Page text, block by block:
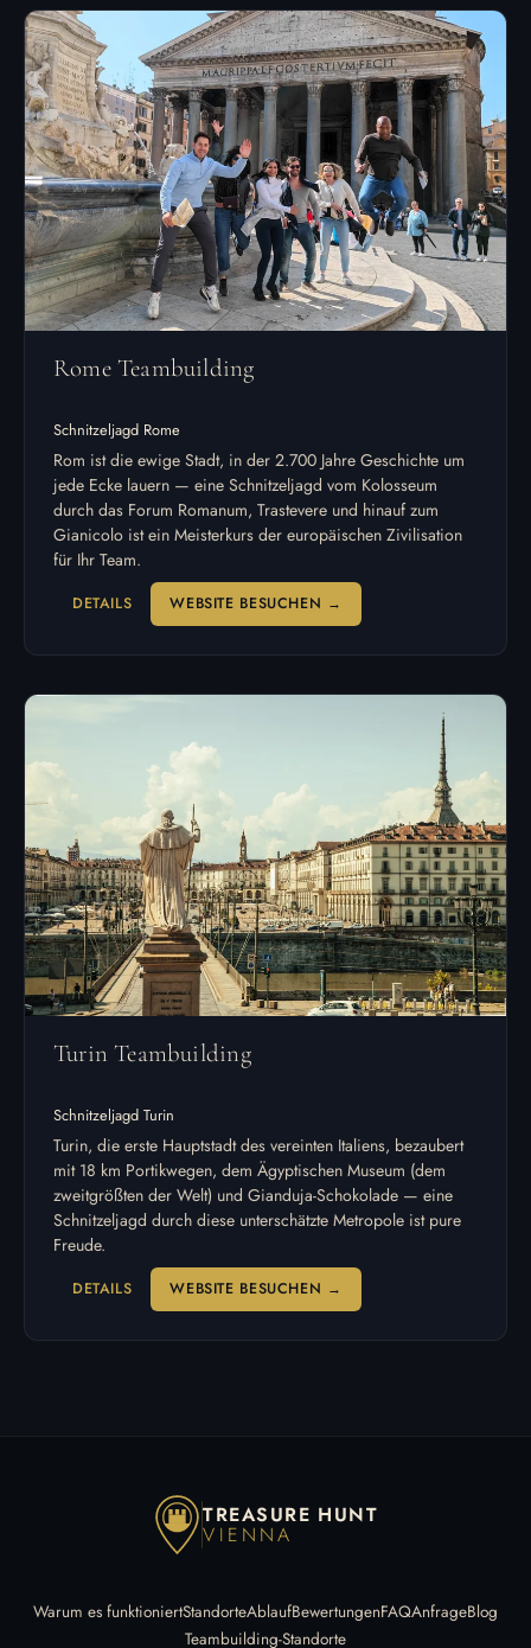
Rome Teambuilding
Schnitzeljagd Rome
Rom ist die ewige Stadt, in der 2.700 Jahre Geschichte um
jede Ecke lauern — eine Schnitzeljagd vom Kolosseum
durch das Forum Romanum, Trastevere und hinauf zum
Gianicolo ist ein Meisterkurs der europäischen Zivilisation
für Ihr Team.
DETAILS WEBSITE BESUCHEN →
Turin Teambuilding
Schnitzeljagd Turin
Turin, die erste Hauptstadt des vereinten Italiens, bezaubert
mit 18 km Portikwegen, dem Ägyptischen Museum (dem
zweitgrößten der Welt) und Gianduja-Schokolade — eine
Schnitzeljagd durch diese unterschätzte Metropole ist pure
Freude.
DETAILS WEBSITE BESUCHEN →
TREASURE HUNT
VIENNA
Warum es funktioniertStandorteAblaufBewertungenFAQAnfrageBlog
Teambuilding-Standorte